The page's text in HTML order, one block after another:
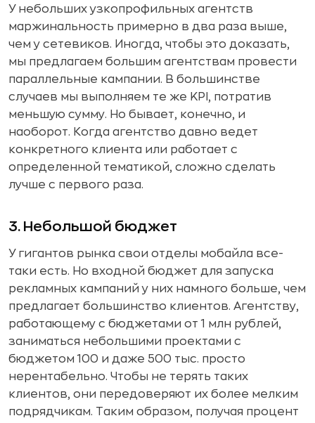
У небольших узкопрофильных агентств
маржинальность примерно в два раза выше,
чем у сетевиков. Иногда, чтобы это доказать,
мы предлагаем большим агентствам провести
параллельные кампании. В большинстве
случаев мы выполняем те же KPI, потратив
меньшую сумму. Но бывает, конечно, и
наоборот. Когда агентство давно ведет
конкретного клиента или работает с
определенной тематикой, сложно сделать
лучше с первого раза.
3. Небольшой бюджет
У гигантов рынка свои отделы мобайла все-
таки есть. Но входной бюджет для запуска
рекламных кампаний у них намного больше, чем
предлагает большинство клиентов. Агентству,
работающему с бюджетами от 1 млн рублей,
заниматься небольшими проектами с
бюджетом 100 и даже 500 тыс. просто
нерентабельно. Чтобы не терять таких
клиентов, они передоверяют их более мелким
подрядчикам. Таким образом, получая процент